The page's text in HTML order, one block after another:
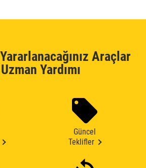
Araçlar
Yardımı
Güncel
Teklifler